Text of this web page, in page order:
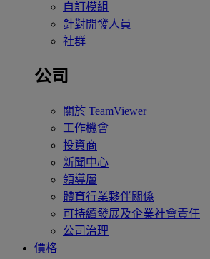
自訂模組
針對開發人員
社群
公司
關於 TeamViewer
工作機會
投資商
新聞中心
領導層
體育行業夥伴關係
可持續發展及企業社會責任
公司治理
價格